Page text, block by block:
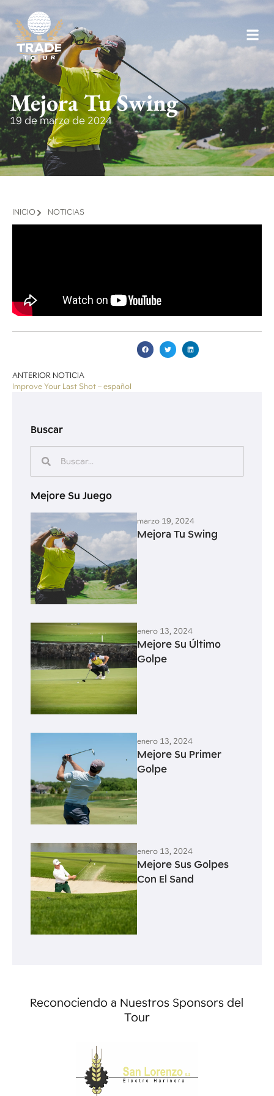
Mejora Tu Swing
19 de marzo de 2024
INICIO NOTICIAS
ANTERIOR NOTICIA
Improve Your Last Shot – español
Buscar
Mejore Su Juego
marzo 19, 2024
Mejora Tu Swing
enero 13, 2024
Mejore Su Último
Golpe
enero 13, 2024
Mejore Su Primer
Golpe
enero 13, 2024
Mejore Sus Golpes
Con El Sand
Reconociendo a Nuestros Sponsors del
Tour